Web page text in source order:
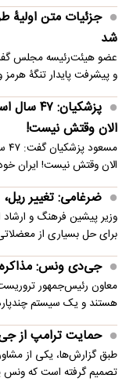
جزئیات متن اولیۀ
شد
عضو هیئت‌رئیسه مجلس
و پیشرفت پایدار تنگۀ
الان وقتش نیست!
الان وقتش نیست! ایران
ضرغامی: تغییر
وزیر پیشین فرهنگ و
برای حل بسیاری از
جی‌دی ونس: مذاکره
معاون رئیس‌جمهور تروریست
هستند و یک سیستم
حمایت ترامپ از جی
طبق گزارش‌ها، یکی از
تصمیم گرفته است که